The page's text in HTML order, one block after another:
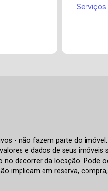
Serviços
- não fazem parte do
e dados de seus imóveis
decorrer da locação. Pode
implicam em reserva,